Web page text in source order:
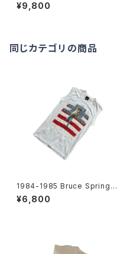
¥9,800
同じカテゴリの商品
1984-1985 Bruce Springst
een tour Sleeveless T-Shi
rts -1984年-1985年 ブルー
¥6,800